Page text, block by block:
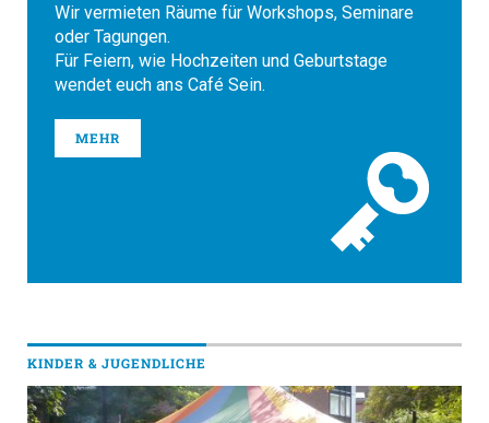
Wir vermieten Räume für Workshops, Seminare
oder Tagungen.
Für Feiern, wie Hochzeiten und Geburtstage
wendet euch ans Café Sein.
MEHR
KINDER & JUGENDLICHE